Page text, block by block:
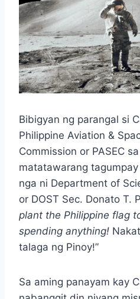
Bibigyan ng parangal si
Philippine Aviation &
Commission or PASEC
matatawarang
nga ni Department of
or DOST Sec. Donato T.
plant the Philippine flag
spending anything!
talaga ng Pinoy!”
Sa aming panayam kay